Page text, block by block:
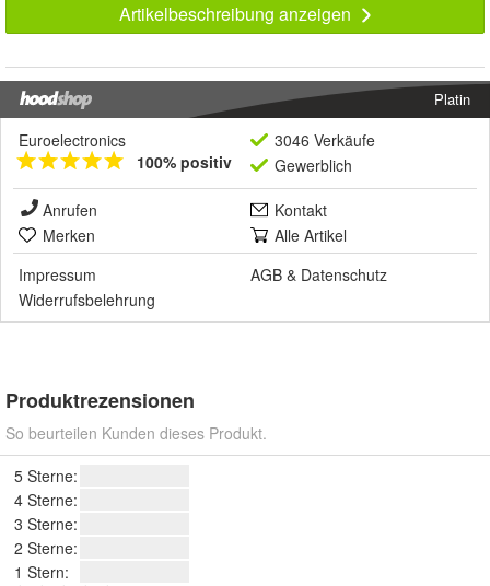
Artikelbeschreibung anzeigen
Platin
Euroelectronics
100% positiv
3046 Verkäufe
Gewerblich
Anrufen
Kontakt
Merken
Alle Artikel
Impressum
AGB & Datenschutz
Widerrufsbelehrung
Produktrezensionen
So beurteilen Kunden dieses Produkt.
5 Sterne:
4 Sterne:
3 Sterne:
2 Sterne:
1 Stern: